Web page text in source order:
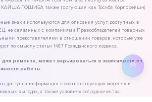
ТОШИБА также торгующая как Тосиба Корпорейшн).
знаки используются для описания услуг, доступных в
не связанных с компаниями Правообладателей товарных
представителями в отношении товаров, которые уже
по смыслу статьи 1487 Гражданского кодекса.
ремонта, может варьироваться в зависимости от
работы.
доступна информация о соответствующих моделях и
выгодах, а также условиях сотрудничества.